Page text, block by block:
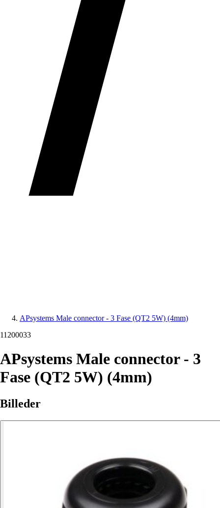
APsystems Male connector - 3 Fase (QT2 5W) (4mm)
11200033
APsystems Male connector - 3
Fase (QT2 5W) (4mm)
Billeder